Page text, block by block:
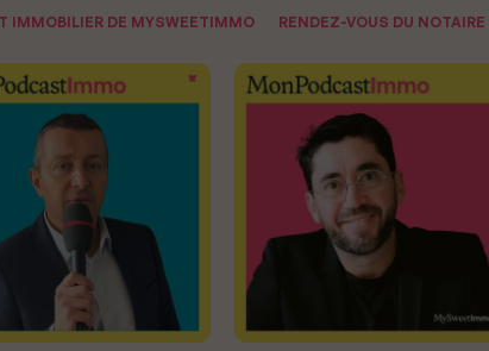
IMMOBILIER DE MYSWEETIMMO RENDEZ-VOUS DU NOTAIRE